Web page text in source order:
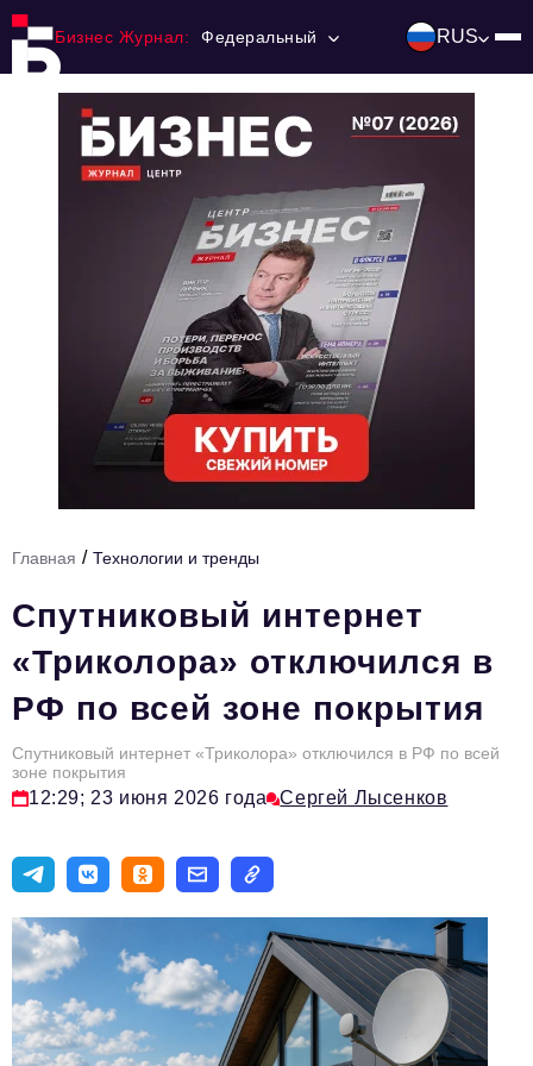
Бизнес Журнал: Федеральный RUS
Ниши и рынки
Технологии и тренды
HR
Персона номера
Юридический практикум
Стиль жизни
Туризм
ОПК
Эксперты
Авторские материалы
Видео
Главная / Технологии и тренды
Спутниковый интернет
«Триколора» отключился в
РФ по всей зоне покрытия
Спутниковый интернет «Триколора» отключился в РФ по всей
зоне покрытия
12:29; 23 июня 2026 года Сергей Лысенков